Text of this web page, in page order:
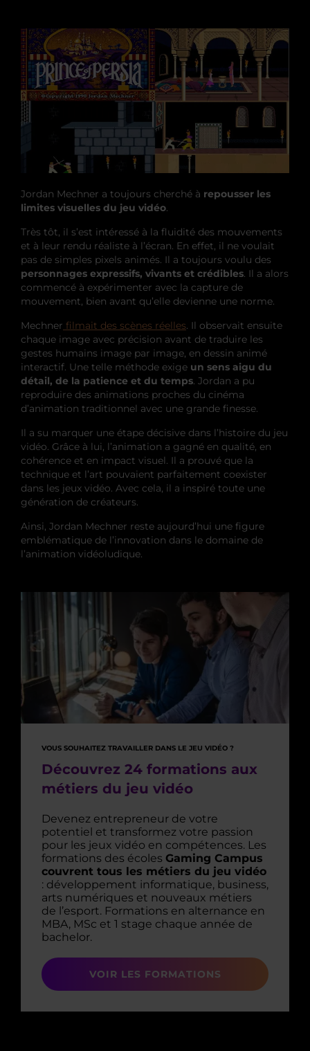
Jordan Mechner a toujours cherché à repousser les
limites visuelles du jeu vidéo.
Très tôt, il s’est intéressé à la fluidité des mouvements
et à leur rendu réaliste à l’écran. En effet, il ne voulait
pas de simples pixels animés. Il a toujours voulu des
personnages expressifs, vivants et crédibles. Il a alors
commencé à expérimenter avec la capture de
mouvement, bien avant qu’elle devienne une norme.
Mechner filmait des scènes réelles. Il observait ensuite
chaque image avec précision avant de traduire les
gestes humains image par image, en dessin animé
interactif. Une telle méthode exige un sens aigu du
détail, de la patience et du temps. Jordan a pu
reproduire des animations proches du cinéma
d’animation traditionnel avec une grande finesse.
Il a su marquer une étape décisive dans l’histoire du jeu
vidéo. Grâce à lui, l’animation a gagné en qualité, en
cohérence et en impact visuel. Il a prouvé que la
technique et l’art pouvaient parfaitement coexister
dans les jeux vidéo. Avec cela, il a inspiré toute une
génération de créateurs.
Ainsi, Jordan Mechner reste aujourd’hui une figure
emblématique de l’innovation dans le domaine de
l’animation vidéoludique.
VOUS SOUHAITEZ TRAVAILLER DANS LE JEU VIDÉO ?
Découvrez 24 formations aux
métiers du jeu vidéo
Devenez entrepreneur de votre
potentiel et transformez votre passion
pour les jeux vidéo en compétences. Les
formations des écoles Gaming Campus
couvrent tous les métiers du jeu vidéo
: développement informatique, business,
arts numériques et nouveaux métiers
de l’esport. Formations en alternance en
MBA, MSc et 1 stage chaque année de
bachelor.
VOIR LES FORMATIONS